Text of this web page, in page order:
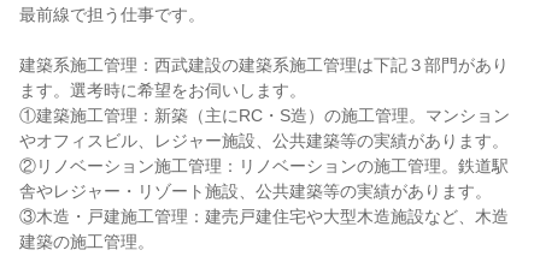
最前線で担う仕事です。
建築系施工管理：西武建設の建築系施工管理は下記３部門があり
ます。選考時に希望をお伺いします。
①建築施工管理：新築（主にRC・S造）の施工管理。マンション
やオフィスビル、レジャー施設、公共建築等の実績があります。
②リノベーション施工管理：リノベーションの施工管理。鉄道駅
舎やレジャー・リゾート施設、公共建築等の実績があります。
③木造・戸建施工管理：建売戸建住宅や大型木造施設など、木造
建築の施工管理。